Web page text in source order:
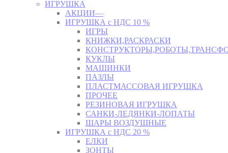
ИГРУШКА
АКЦИИ—
ИГРУШКА с НДС 10 %
ИГРЫ
КНИЖКИ,РАСКРАСКИ
КУКЛЫ
МАШИНКИ
ПАЗЛЫ
ПЛАСТМАССОВАЯ ИГРУШКА
ПРОЧЕЕ
РЕЗИНОВАЯ ИГРУШКА
САНКИ-ЛЕДЯНКИ-ЛОПАТЫ
ШАРЫ ВОЗДУШНЫЕ
ИГРУШКА с НДС 20 %
ЕЛКИ
ЗОНТЫ